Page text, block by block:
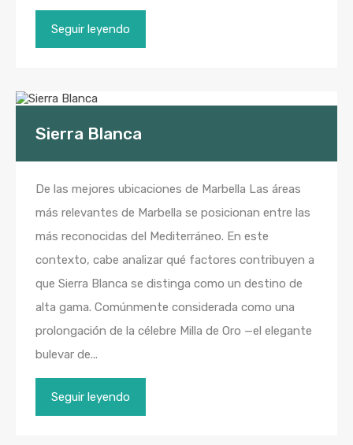
Seguir leyendo
Sierra Blanca
De las mejores ubicaciones de Marbella Las áreas
más relevantes de Marbella se posicionan entre las
más reconocidas del Mediterráneo. En este
contexto, cabe analizar qué factores contribuyen a
que Sierra Blanca se distinga como un destino de
alta gama. Comúnmente considerada como una
prolongación de la célebre Milla de Oro —el elegante
bulevar de...
Seguir leyendo